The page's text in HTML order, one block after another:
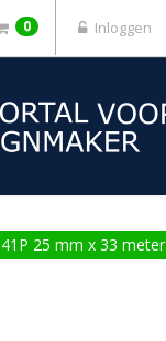
0 Inloggen
25 mm x 33 meter